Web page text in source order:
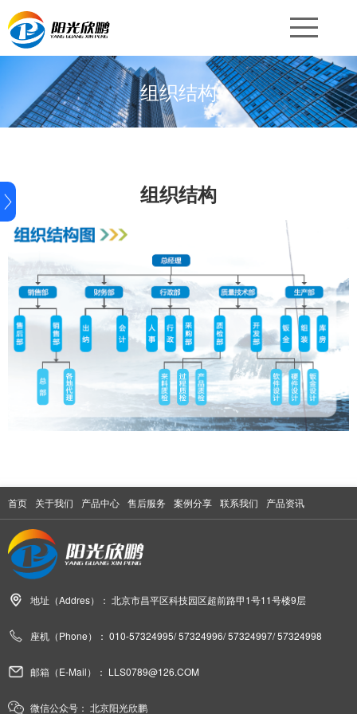
组织结构
组织结构
首页 关于我们 产品中心 售后服务 案例分享 联系我们 产品资讯
地址（Addres）： 北京市昌平区科技园区超前路甲1号11号楼9层
座机（Phone）： 010-57324995/ 57324996/ 57324997/ 57324998
邮箱（E-Mail）： LLS0789@126.COM
微信公众号： 北京阳光欣鹏